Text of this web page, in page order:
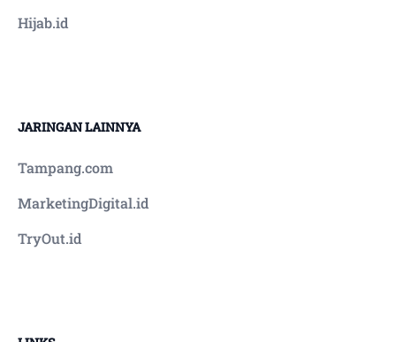
Hijab.id
JARINGAN LAINNYA
Tampang.com
MarketingDigital.id
TryOut.id